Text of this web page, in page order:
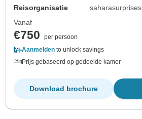
Reisorganisatie
saharasurprises
Vanaf
€750
per persoon
Aanmelden to unlock savings
Prijs gebaseerd op gedeelde kamer
Download brochure